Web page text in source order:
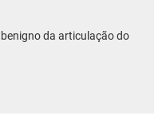
da articulação do